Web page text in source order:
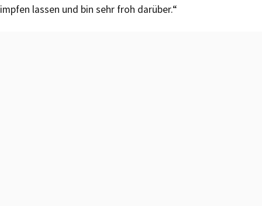
impfen lassen und bin sehr froh darüber.“